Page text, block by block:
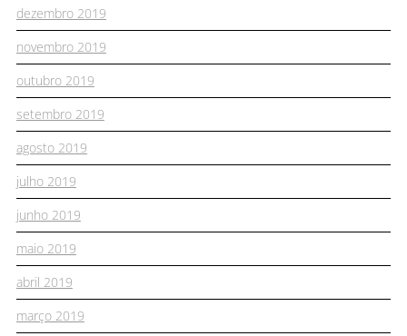
dezembro 2019
novembro 2019
outubro 2019
setembro 2019
agosto 2019
julho 2019
junho 2019
maio 2019
abril 2019
março 2019